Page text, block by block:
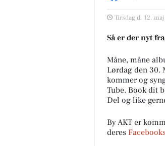
Tirsdag d. 12.
Så er der nyt
Måne, måne
Lørdag den 30.
kommer og
Tube. Book dit
Del og like
By AKT er
deres